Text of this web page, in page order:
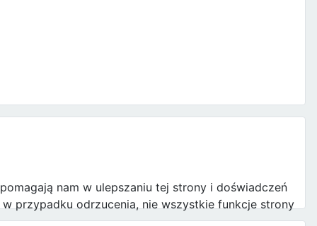
nam w ulepszaniu tej strony i doświadczeń
przypadku odrzucenia, nie wszystkie funkcje strony